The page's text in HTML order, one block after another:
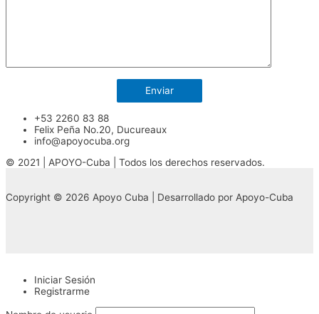
+53 2260 83 88
Felix Peña No.20, Ducureaux
info@apoyocuba.org
© 2021 | APOYO-Cuba | Todos los derechos reservados.
Copyright © 2026 Apoyo Cuba | Desarrollado por Apoyo-Cuba
Iniciar Sesión
Registrarme